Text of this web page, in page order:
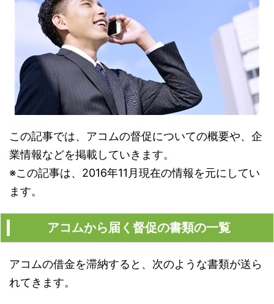
この記事では、アコムの督促についての概要や、企
業情報などを掲載していきます。
※この記事は、2016年11月現在の情報を元にしてい
ます。
アコムから届く督促の書類の一覧
アコムの借金を滞納すると、次のような書類が送ら
れてきます。